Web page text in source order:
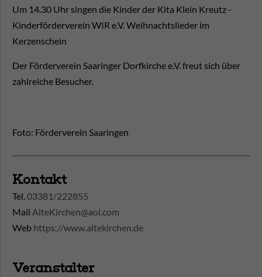
Um 14.30 Uhr singen die Kinder der Kita Klein Kreutz -
Kinderförderverein WIR e.V. Weihnachtslieder im
Kerzenschein
Der Förderverein Saaringer Dorfkirche e.V. freut sich über
zahlreiche Besucher.
Foto: Förderverein Saaringen
Kontakt
Tel.03381/222855
Mail AlteKirchen@aol.com
Web https://www.altekirchen.de
Veranstalter